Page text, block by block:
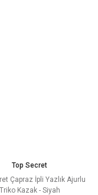
Top Secret
Çapraz İpli Yazlık Ajurlu
Triko Kazak - Siyah